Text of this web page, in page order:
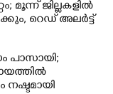
മൂന്ന് ജില്ലകളിൽ
റെഡ് അലർട്ട്
പാസായി;
നഷ്ടമായി